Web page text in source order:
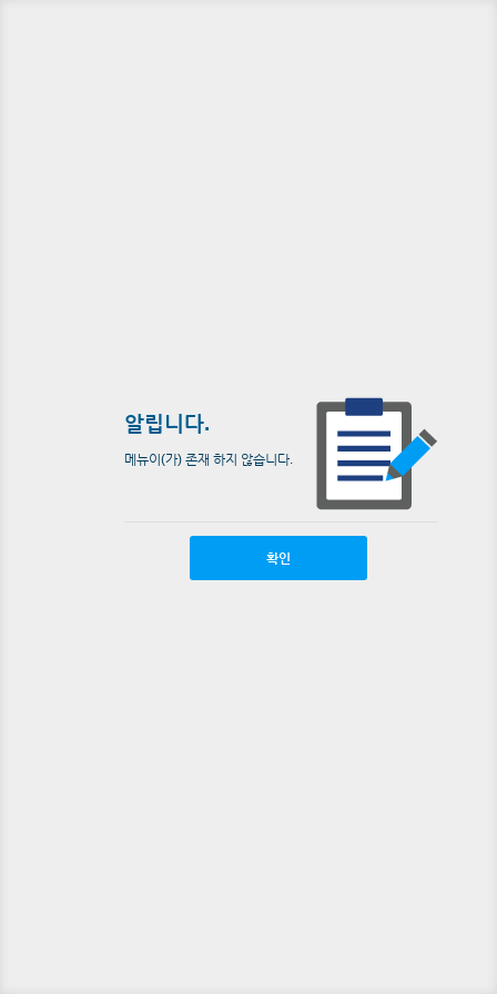
알립니다.
메뉴이(가) 존재 하지 않습니다.